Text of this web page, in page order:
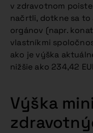
v zdravotnom
načrtli, dotkne sa
orgánov (napr.
vlastníkmi
ako je výška
nižšie ako 234,42
Výška